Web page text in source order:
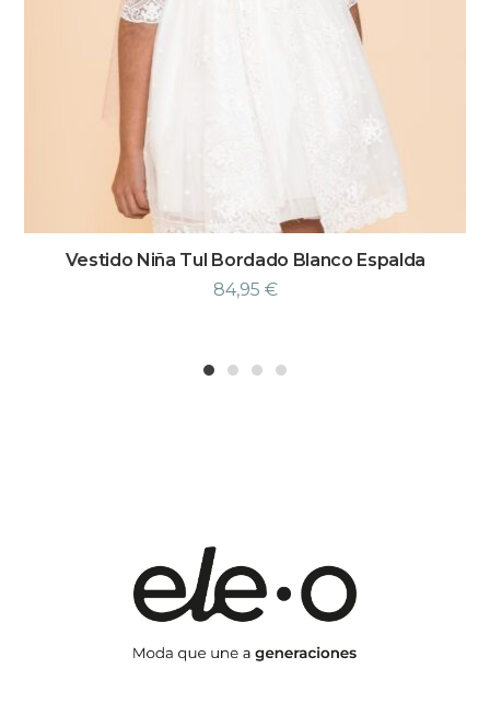
Vestido Niña Tul Bordado Blanco Espalda
84,95 €